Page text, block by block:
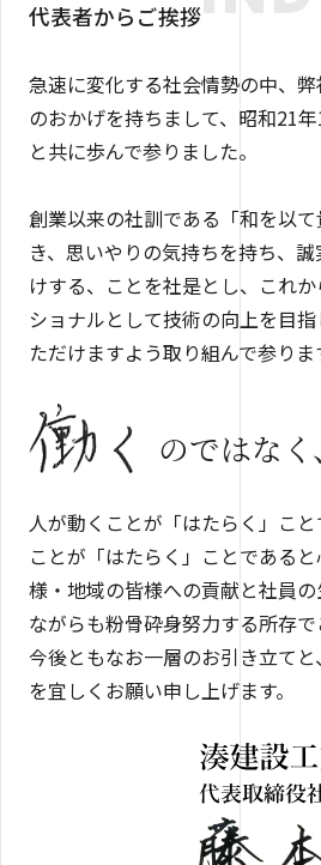
代表者からご挨拶
急速に変化する社会情勢の中、
のおかげを持ちまして、昭和21
と共に歩んで参りました。
創業以来の社訓である「和を以
き、思いやりの気持ちを持ち、
けする、ことを社是とし、これ
ショナルとして技術の向上を目
ただけますよう取り組んで参りま
のではなく、
人が動くことが「はたらく」こ
ことが「はたらく」ことである
様・地域の皆様への貢献と社員
ながらも粉骨砕身努力する所存で
今後ともなお一層のお引き立て
を宜しくお願い申し上げます。